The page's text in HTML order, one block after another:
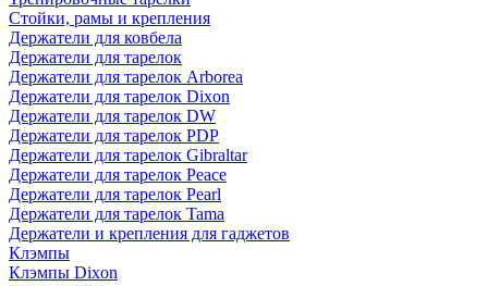
Стойки, рамы и крепления
Держатели для ковбела
Держатели для тарелок
Держатели для тарелок Arborea
Держатели для тарелок Dixon
Держатели для тарелок DW
Держатели для тарелок PDP
Держатели для тарелок Gibraltar
Держатели для тарелок Peace
Держатели для тарелок Pearl
Держатели для тарелок Tama
Держатели и крепления для гаджетов
Клэмпы
Клэмпы Dixon